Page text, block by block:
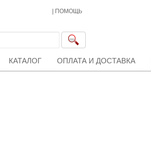
ПОМОЩЬ
КАТАЛОГ ОПЛАТА И ДОСТАВКА